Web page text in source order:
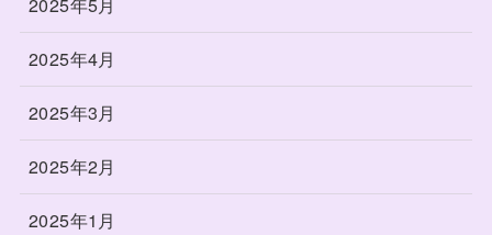
2025年5月
2025年4月
2025年3月
2025年2月
2025年1月